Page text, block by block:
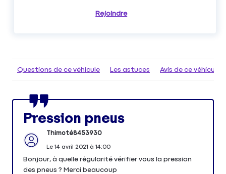
Rejoindre
Questions de ce véhicule Les astuces Avis de ce véhicule
Pression pneus
Thimoté8453930
Le 14 avril 2021 à 14:00
Bonjour, à quelle régularité vérifier vous la pression
des pneus ? Merci beaucoup